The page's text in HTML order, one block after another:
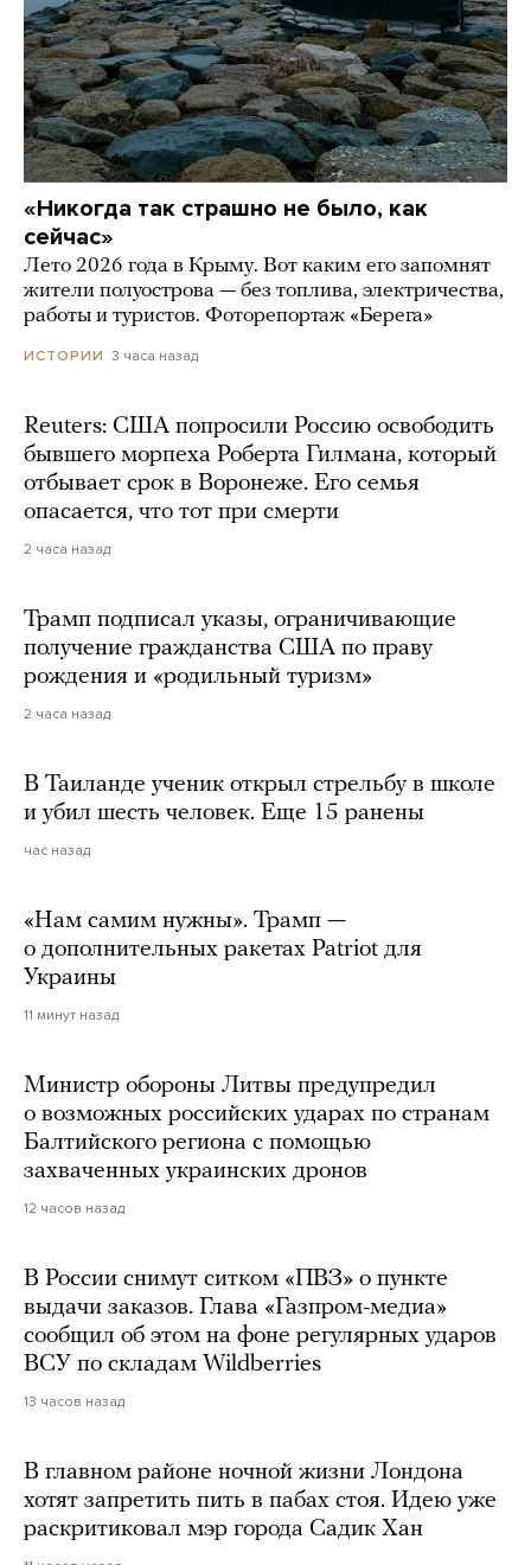
«Никогда так страшно не было, как
сейчас»
Лето 2026 года в Крыму. Вот каким его запомнят
жители полуострова — без топлива, электричества,
работы и туристов. Фоторепортаж «Берега»
ИСТОРИИ 3 часа назад
Reuters: США попросили Россию освободить
бывшего морпеха Роберта Гилмана, который
отбывает срок в Воронеже. Его семья
опасается, что тот при смерти
2 часа назад
Трамп подписал указы, ограничивающие
получение гражданства США по праву
рождения и «родильный туризм»
2 часа назад
В Таиланде ученик открыл стрельбу в школе
и убил шесть человек. Еще 15 ранены
час назад
«Нам самим нужны». Трамп —
о дополнительных ракетах Patriot для
Украины
11 минут назад
Министр обороны Литвы предупредил
о возможных российских ударах по странам
Балтийского региона с помощью
захваченных украинских дронов
12 часов назад
В России снимут ситком «ПВЗ» о пункте
выдачи заказов. Глава «Газпром-медиа»
сообщил об этом на фоне регулярных ударов
ВСУ по складам Wildberries
13 часов назад
В главном районе ночной жизни Лондона
хотят запретить пить в пабах стоя. Идею уже
раскритиковал мэр города Садик Хан